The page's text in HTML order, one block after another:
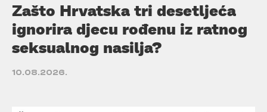
Zašto Hrvatska tri desetljeća
ignorira djecu rođenu iz ratnog
seksualnog nasilja?
10.08.2026.